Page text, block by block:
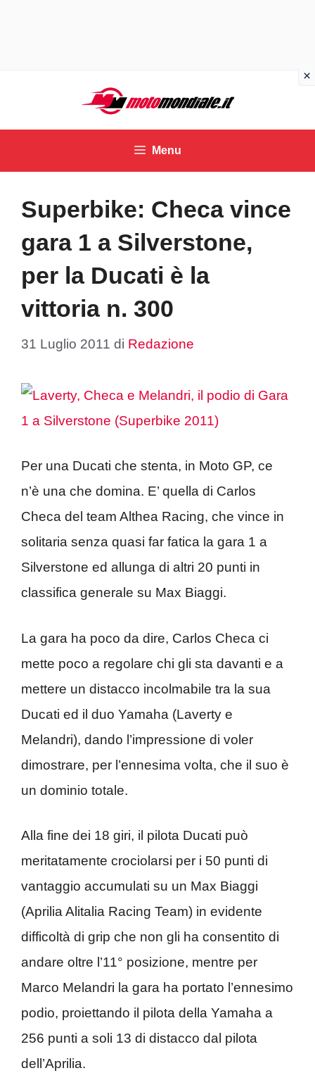
contenuto
Menu
Superbike: Checa vince
gara 1 a Silverstone,
per la Ducati è la
vittoria n. 300
31 Luglio 2011 di Redazione
Per una Ducati che stenta, in Moto GP, ce
n’è una che domina. E’ quella di Carlos
Checa del team Althea Racing, che vince in
solitaria senza quasi far fatica la gara 1 a
Silverstone ed allunga di altri 20 punti in
classifica generale su Max Biaggi.
La gara ha poco da dire, Carlos Checa ci
mette poco a regolare chi gli sta davanti e a
mettere un distacco incolmabile tra la sua
Ducati ed il duo Yamaha (Laverty e
Melandri), dando l’impressione di voler
dimostrare, per l’ennesima volta, che il suo è
un dominio totale.
Alla fine dei 18 giri, il pilota Ducati può
meritatamente crociolarsi per i 50 punti di
vantaggio accumulati su un Max Biaggi
(Aprilia Alitalia Racing Team) in evidente
difficoltà di grip che non gli ha consentito di
andare oltre l’11° posizione, mentre per
Marco Melandri la gara ha portato l’ennesimo
podio, proiettando il pilota della Yamaha a
256 punti a soli 13 di distacco dal pilota
dell’Aprilia.